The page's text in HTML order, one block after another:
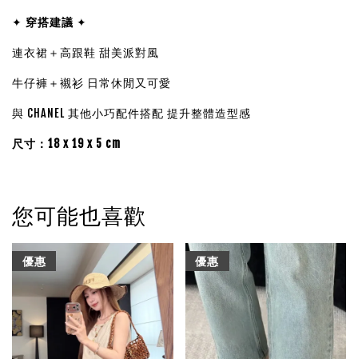
✦ 穿搭建議 ✦
連衣裙＋高跟鞋 甜美派對風
牛仔褲＋襯衫 日常休閒又可愛
與 CHANEL 其他小巧配件搭配 提升整體造型感
尺寸：18 x 19 x 5 cm
您可能也喜歡
優惠 優惠